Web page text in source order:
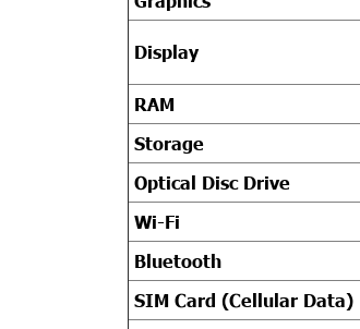
Display
RAM
Storage
Optical Disc Drive
Wi-Fi
Bluetooth
SIM Card (Cellular Data)